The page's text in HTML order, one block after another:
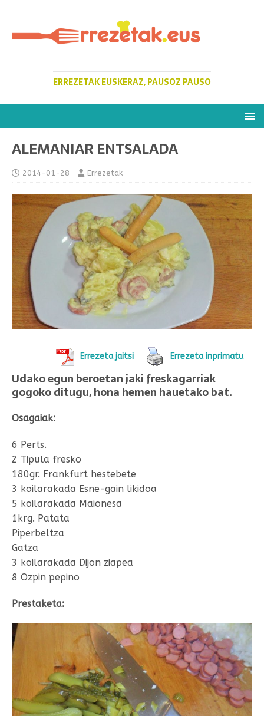
ERREZETAK EUSKERAZ, PAUSOZ PAUSO
ALEMANIAR ENTSALADA
2014-01-28 Errezetak
Errezeta jaitsi Errezeta inprimatu
Udako egun beroetan jaki freskagarriak
gogoko ditugu, hona hemen hauetako bat.
Osagaiak:
6 Perts.
2 Tipula fresko
180gr. Frankfurt hestebete
3 koilarakada Esne-gain likidoa
5 koilarakada Maionesa
1krg. Patata
Piperbeltza
Gatza
3 koilarakada Dijon ziapea
8 Ozpin pepino
Prestaketa: